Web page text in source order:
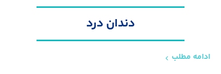
دندان درد
ادامه مطلب